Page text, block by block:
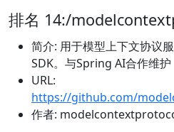
排名 14:/
简介: 用于模型上下文协议
SDK。与Spring AI合作维护
URL:
https://github.com/
作者: